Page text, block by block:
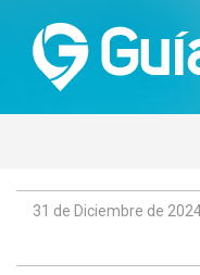
31 de Diciembre de